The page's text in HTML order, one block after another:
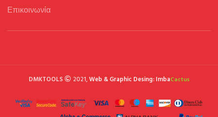
Επικοινωνία
DMKTOOLS 2021,Web & Graphic Desing: ImbaCactus